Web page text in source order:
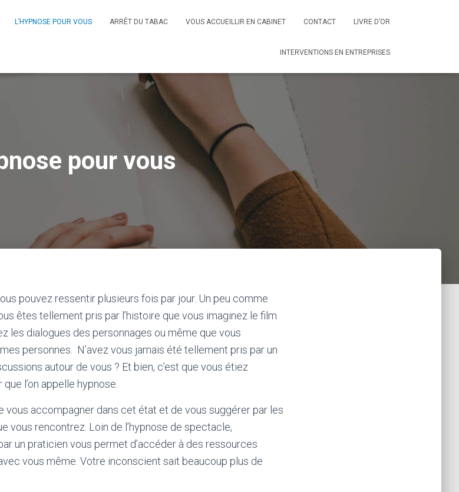
L’HYPNOSE POUR VOUS ARRÊT DU TABAC VOUS ACCUEILLIR EN CABINET CONTACT LIVRE D’OR
INTERVENTIONS EN ENTREPRISES
pour vous
pouvez ressentir plusieurs fois par jour. Un peu comme
êtes tellement pris par l’histoire que vous imaginez le film
les dialogues des personnages ou même que vous
personnes.
N’avez vous jamais été tellement pris par un
autour de vous ? Et bien, c’est que vous étiez
l’on appelle hypnose.
vous accompagner dans cet état et de vous suggérer par les
vous rencontrez. Loin de l’hypnose de spectacle,
un praticien vous permet d’accéder à des ressources
vous même. Votre inconscient sait beaucoup plus de